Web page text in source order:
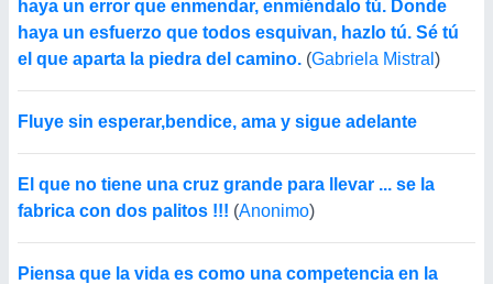
haya un error que enmendar, enmiéndalo tú. Donde
haya un esfuerzo que todos esquivan, hazlo tú. Sé tú
el que aparta la piedra del camino. (Gabriela Mistral )
Fluye sin esperar,bendice, ama y sigue adelante
El que no tiene una cruz grande para llevar ... se la
fabrica con dos palitos !!! (Anonimo)
Piensa que la vida es como una competencia en la